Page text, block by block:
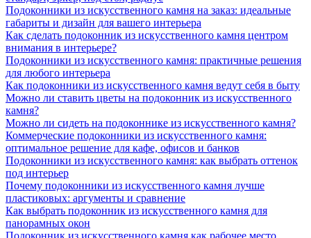
Подоконники из искусственного камня на заказ: идеальные
габариты и дизайн для вашего интерьера
Как сделать подоконник из искусственного камня центром
внимания в интерьере?
Подоконники из искусственного камня: практичные решения
для любого интерьера
Как подоконники из искусственного камня ведут себя в быту
Можно ли ставить цветы на подоконник из искусственного
камня?
Можно ли сидеть на подоконнике из искусственного камня?
Коммерческие подоконники из искусственного камня:
оптимальное решение для кафе, офисов и банков
Подоконники из искусственного камня: как выбрать оттенок
под интерьер
Почему подоконники из искусственного камня лучше
пластиковых: аргументы и сравнение
Как выбрать подоконник из искусственного камня для
панорамных окон